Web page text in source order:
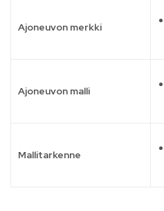
Ajoneuvon merkki
Ajoneuvon malli
Mallitarkenne